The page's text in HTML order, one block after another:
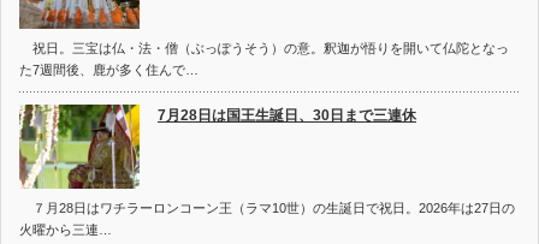
祝日。三宝は仏・法・僧（ぶっぽうそう）の意。釈迦が悟りを開いて仏陀となっ
た7週間後、鹿が多く住んで…
7月28日は国王生誕日、30日まで三連休
７月28日はワチラーロンコーン王（ラマ10世）の生誕日で祝日。2026年は27日の
火曜から三連…